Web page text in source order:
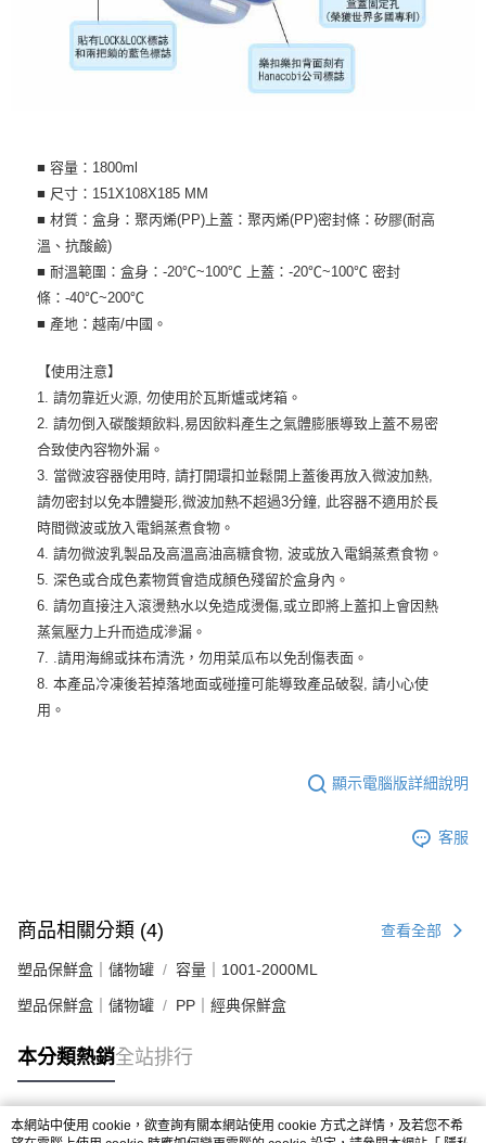
■ 容量：1800ml
■ 尺寸：151X108X185 MM
■ 材質：盒身：聚丙烯(PP)上蓋：聚丙烯(PP)密封條：矽膠(耐高
溫、抗酸鹼)
■ 耐溫範圍：盒身：-20℃~100℃ 上蓋：-20℃~100℃ 密封
條：-40℃~200℃
■ 產地：越南/中國。
【使用注意】
1. 請勿靠近火源, 勿使用於瓦斯爐或烤箱。
2. 請勿倒入碳酸類飲料,易因飲料產生之氣體膨脹導致上蓋不易密
合致使內容物外漏。
3. 當微波容器使用時, 請打開環扣並鬆開上蓋後再放入微波加熱,
請勿密封以免本體變形,微波加熱不超過3分鐘, 此容器不適用於長
時間微波或放入電鍋蒸煮食物。
4. 請勿微波乳製品及高溫高油高糖食物, 波或放入電鍋蒸煮食物。
5. 深色或合成色素物質會造成顏色殘留於盒身內。
6. 請勿直接注入滾燙熱水以免造成燙傷,或立即將上蓋扣上會因熱
蒸氣壓力上升而造成滲漏。
7. .請用海綿或抹布清洗，勿用菜瓜布以免刮傷表面。
8. 本產品冷凍後若掉落地面或碰撞可能導致產品破裂, 請小心使
用。
顯示電腦版詳細說明
客服
商品相關分類 (4) 查看全部
塑品保鮮盒｜儲物罐 容量｜1001-2000ML
塑品保鮮盒｜儲物罐 PP｜經典保鮮盒
本分類熱銷全站排行
本網站中使用 cookie，欲查詢有關本網站使用 cookie 方式之詳情，及若您不希